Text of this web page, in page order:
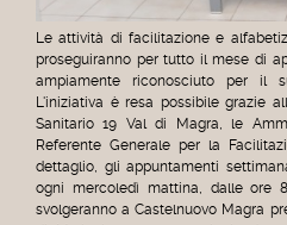
Le attività di facilitazione e
proseguiranno per tutto il mese di
ampiamente riconosciuto per il
L'iniziativa è resa possibile grazie
Sanitario 19 Val di Magra, le
Referente Generale per la
dettaglio, gli appuntamenti
ogni mercoledì mattina, dalle ore
svolgeranno a Castelnuovo Magra